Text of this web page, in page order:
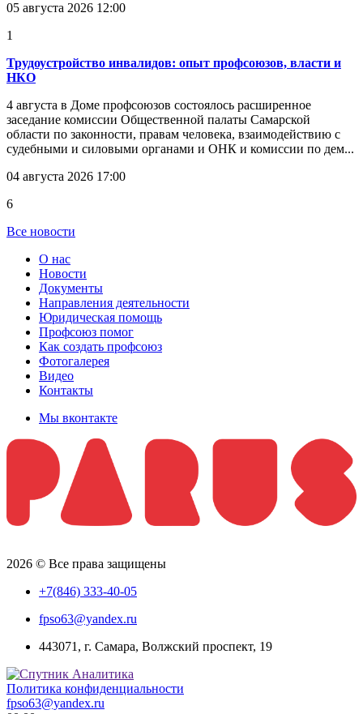
05 августа 2026 12:00
1
Трудоустройство инвалидов: опыт профсоюзов, власти и
НКО
4 августа в Доме профсоюзов состоялось расширенное
заседание комиссии Общественной палаты Самарской
области по законности, правам человека, взаимодействию с
судебными и силовыми органами и ОНК и комиссии по дем...
04 августа 2026 17:00
6
Все новости
О нас
Новости
Документы
Направления деятельности
Юридическая помощь
Профсоюз помог
Как создать профсоюз
Фотогалерея
Видео
Контакты
Мы вконтакте
2026 © Все права защищены
+7(846) 333-40-05
fpso63@yandex.ru
443071, г. Самара, Волжский проспект, 19
Политика конфиденциальности
fpso63@yandex.ru